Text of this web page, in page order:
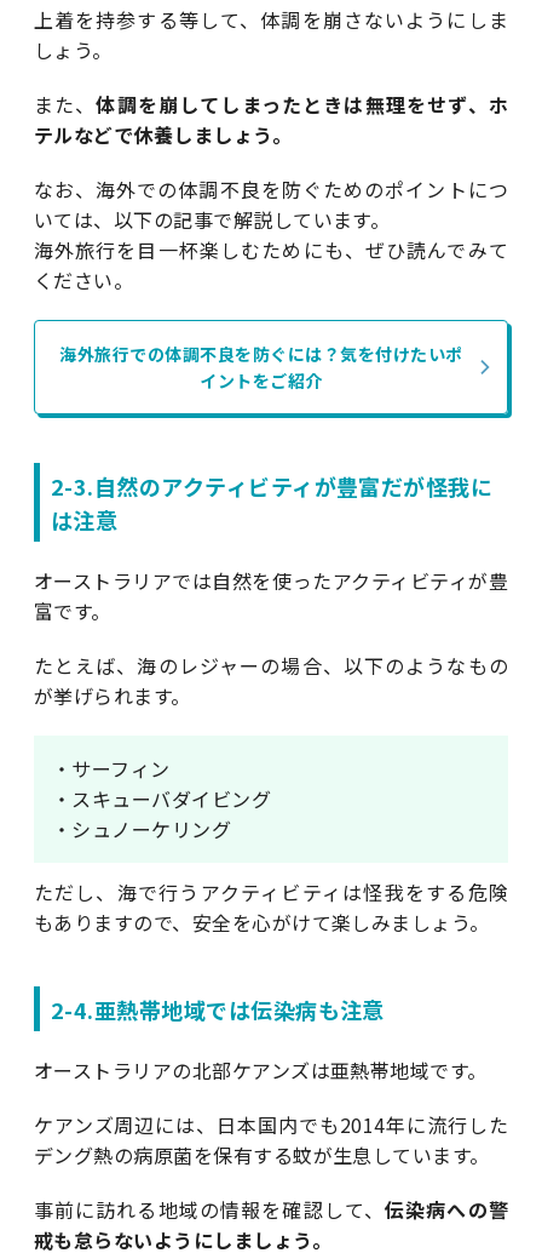
上着を持参する等して、体調を崩さないようにしま
しょう。
また、体調を崩してしまったときは無理をせず、ホ
テルなどで休養しましょう。
なお、海外での体調不良を防ぐためのポイントにつ
いては、以下の記事で解説しています。
海外旅行を目一杯楽しむためにも、ぜひ読んでみて
ください。
海外旅行での体調不良を防ぐには？気を付けたいポ
イントをご紹介
2-3.自然のアクティビティが豊富だが怪我に
は注意
オーストラリアでは自然を使ったアクティビティが豊
富です。
たとえば、海のレジャーの場合、以下のようなもの
が挙げられます。
・サーフィン
・スキューバダイビング
・シュノーケリング
ただし、海で行うアクティビティは怪我をする危険
もありますので、安全を心がけて楽しみましょう。
2-4.亜熱帯地域では伝染病も注意
オーストラリアの北部ケアンズは亜熱帯地域です。
ケアンズ周辺には、日本国内でも2014年に流行した
デング熱の病原菌を保有する蚊が生息しています。
事前に訪れる地域の情報を確認して、伝染病への警
戒も怠らないようにしましょう。